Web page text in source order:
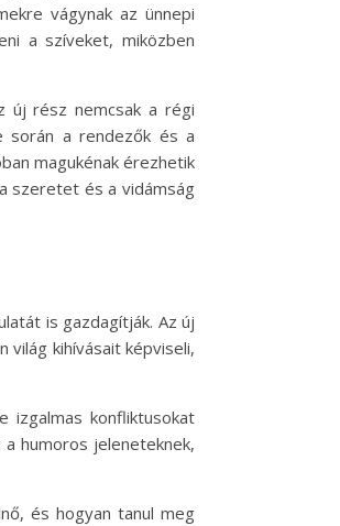
vágynak az ünnepi
a szíveket, miközben
új rész nemcsak a régi
során a rendezők és a
magukénak érezhetik
szeretet és a vidámság
is gazdagítják. Az új
kihívásait képviseli,
izgalmas konfliktusokat
humoros jeleneteknek,
és hogyan tanul meg